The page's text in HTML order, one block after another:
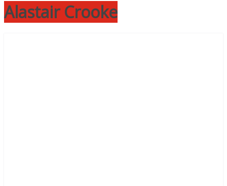
Alastair Crooke